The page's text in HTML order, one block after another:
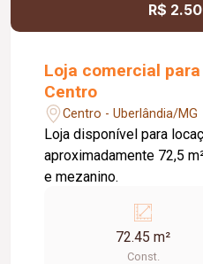
R$
Loja comercial
Centro
Centro - Uberlândia/MG
Loja disponível para
aproximadamente 72,5
e mezanino.
72.45 m²
Const.